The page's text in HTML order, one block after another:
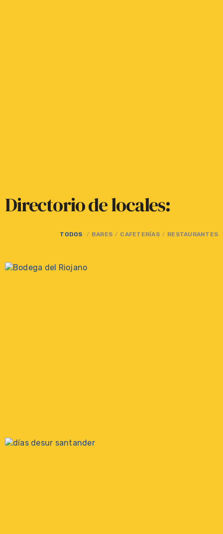
Directorio de locales:
TODOS BARES CAFETERÍAS RESTAURANTES